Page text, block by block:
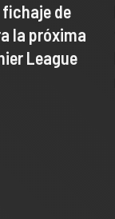
fichaje de
la próxima
League